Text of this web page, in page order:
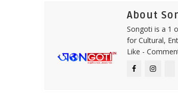
About
Songoti is a 1
for Cultural,
Like -